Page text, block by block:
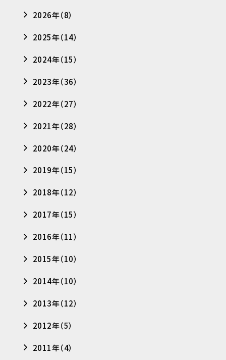
2026年（8）
2025年（14）
2024年（15）
2023年（36）
2022年（27）
2021年（28）
2020年（24）
2019年（15）
2018年（12）
2017年（15）
2016年（11）
2015年（10）
2014年（10）
2013年（12）
2012年（5）
2011年（4）